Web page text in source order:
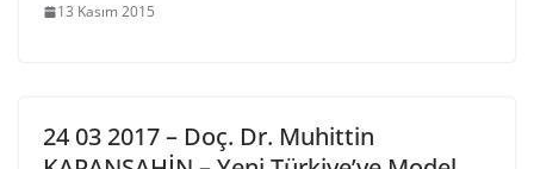
13 Kasım 2015
24 03 2017 – Doç. Dr. Muhittin